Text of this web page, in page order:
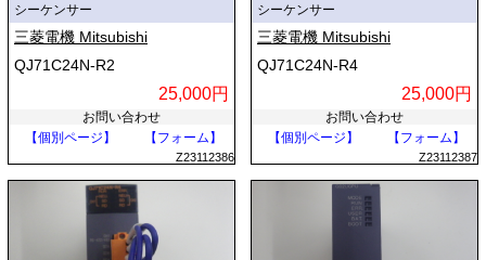
シーケンサー
三菱電機 Mitsubishi
QJ71C24N-R2
25,000円
お問い合わせ
【個別ページ】
【フォーム】
Z23112386
シーケンサー
三菱電機 Mitsubishi
QJ71C24N-R4
25,000円
お問い合わせ
【個別ページ】
【フォーム】
Z23112387